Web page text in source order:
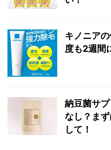
キノニア
度も2週間
納豆菌サ
なし？ま
して！